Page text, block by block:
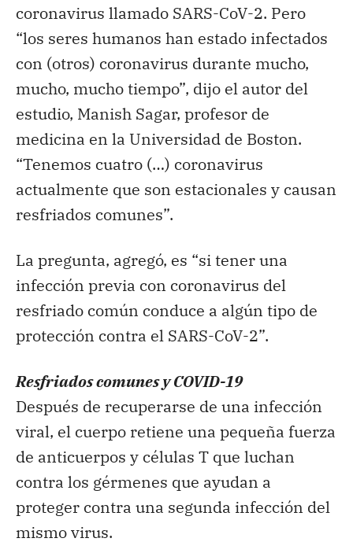
coronavirus llamado SARS-CoV-2. Pero
“los seres humanos han estado infectados
con (otros) coronavirus durante mucho,
mucho, mucho tiempo”, dijo el autor del
estudio, Manish Sagar, profesor de
medicina en la Universidad de Boston.
“Tenemos cuatro (…) coronavirus
actualmente que son estacionales y causan
resfriados comunes”.
La pregunta, agregó, es “si tener una
infección previa con coronavirus del
resfriado común conduce a algún tipo de
protección contra el SARS-CoV-2”.
Resfriados comunes y COVID-19
Después de recuperarse de una infección
viral, el cuerpo retiene una pequeña fuerza
de anticuerpos y células T que luchan
contra los gérmenes que ayudan a
proteger contra una segunda infección del
mismo virus.